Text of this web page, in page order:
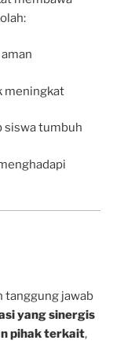
meningkat
siswa tumbuh
tanggung jawab
yang sinergis
pihak terkait,